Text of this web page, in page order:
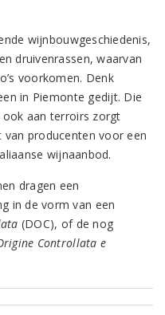
wijnbouwgeschiedenis,
druivenrassen, waarvan
voorkomen. Denk
in Piemonte gedijt. Die
ook aan terroirs zorgt
producenten voor een
wijnaanbod.
dragen een
in de vorm van een
(DOC), of de nog
Controllata e